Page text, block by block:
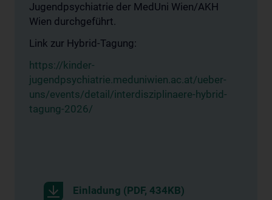
Jugendpsychiatrie der MedUni Wien/AKH
Wien durchgeführt.
Link zur Hybrid-Tagung:
https://kinder-
jugendpsychiatrie.meduniwien.ac.at/ueber-
uns/events/detail/interdisziplinaere-hybrid-
tagung-2026/
Einladung (PDF, 434KB)